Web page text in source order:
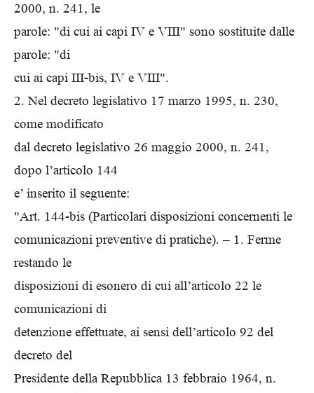
2000, n. 241, le
parole: "di cui ai capi IV e VIII" sono sostituite dalle
parole: "di
cui ai capi III-bis, IV e VIII".
2. Nel decreto legislativo 17 marzo 1995, n. 230,
come modificato
dal decreto legislativo 26 maggio 2000, n. 241,
dopo l’articolo 144
e’ inserito il seguente:
"Art. 144-bis (Particolari disposizioni concernenti le
comunicazioni preventive di pratiche). – 1. Ferme
restando le
disposizioni di esonero di cui all’articolo 22 le
comunicazioni di
detenzione effettuate, ai sensi dell’articolo 92 del
decreto del
Presidente della Repubblica 13 febbraio 1964, n.